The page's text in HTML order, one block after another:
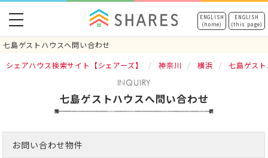
ENGLISH
(home)
ENGLISH
(this page)
七島ゲストハウスへ問い合わせ
toggle
navigation
シェアハウス検索サイト【シェアーズ】 神奈川 横浜 七島ゲス
INQUIRY
七島ゲストハウスへ問い合わせ
お問い合わせ物件